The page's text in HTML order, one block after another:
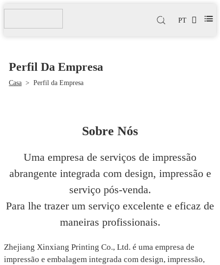
PT
Perfil Da Empresa
Casa > Perfil da Empresa
Sobre Nós
Uma empresa de serviços de impressão
abrangente integrada com design, impressão e
serviço pós-venda.
Para lhe trazer um serviço excelente e eficaz de
maneiras profissionais.
Zhejiang Xinxiang Printing Co., Ltd. é uma empresa de
impressão e embalagem integrada com design, impressão,